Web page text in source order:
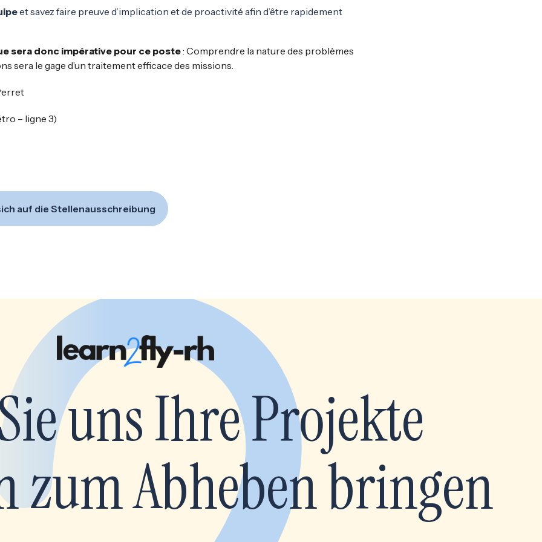
et savez faire preuve d’implication et de proactivité afin d’être rapidement
sera donc impérative pour ce poste: Comprendre la nature des problèmes
sera le gage d’un traitement efficace des missions.
– ligne 3)
auf die Stellenausschreibung
uns Ihre Projekte
zum Abheben bringen